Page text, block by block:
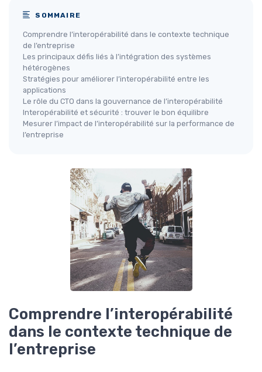
SOMMAIRE
Comprendre l’interopérabilité dans le contexte technique
de l’entreprise
Les principaux défis liés à l’intégration des systèmes
hétérogènes
Stratégies pour améliorer l’interopérabilité entre les
applications
Le rôle du CTO dans la gouvernance de l’interopérabilité
Interopérabilité et sécurité : trouver le bon équilibre
Mesurer l’impact de l’interopérabilité sur la performance de
l’entreprise
Comprendre l’interopérabilité
dans le contexte technique de
l’entreprise